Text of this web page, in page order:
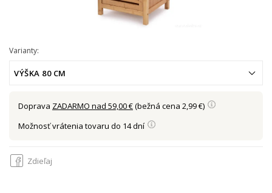
Varianty:
VÝŠKA 80 CM
Doprava ZADARMO nad 59,00 €(bežná cena 2,99 €)
Možnosť vrátenia tovaru do 14 dní
Zdieľaj